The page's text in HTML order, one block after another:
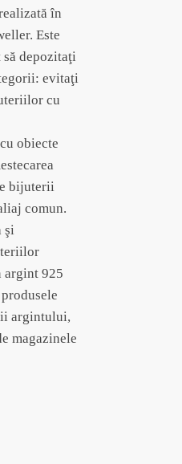
în
Este
depozitaţi
evitaţi
cu
obiecte
bijuterii
comun.
şi
argint 925
argintului,
magazinele